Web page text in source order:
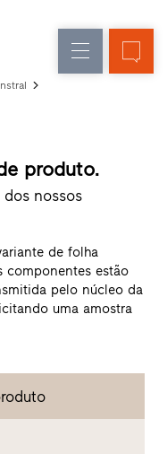
produto.
dos nossos
de folha
componentes estão
pelo núcleo da
uma amostra